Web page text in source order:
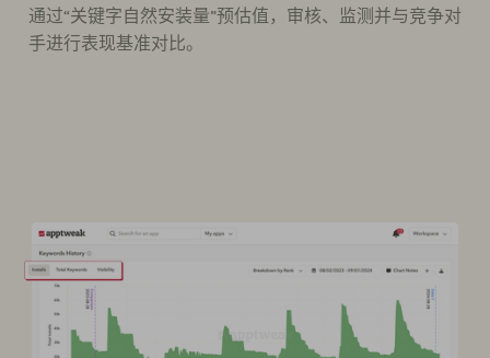
通过“关键字自然安装量”预估值，审核、监测并与竞争对
手进行表现基准对比。